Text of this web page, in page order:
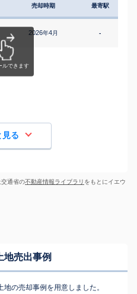
売却時期 最寄駅
2026年4月 -
見る
通省の不動産情報ライブラリ をもとにイエウ
地売出事例
の売却事例を用意しました。